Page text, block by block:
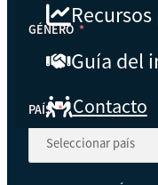
Guía del
Contacto
GÉNERO
PAÍS